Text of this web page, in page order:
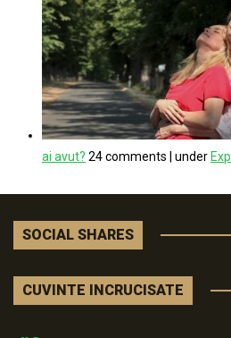
ai avut? 24 comments under
SOCIAL SHARES
CUVINTE INCRUCISATE